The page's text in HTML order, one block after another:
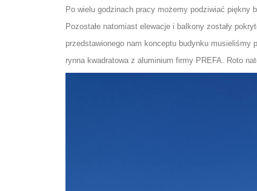
Po wielu godzinach pracy możemy podziwiać piękny
Pozostałe natomiast elewacje i balkony zostały
przedstawionego nam konceptu budynku musieliśmy
rynna kwadratowa z aluminium firmy PREFA. Roto